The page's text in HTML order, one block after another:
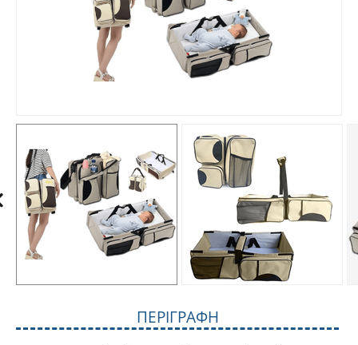
ΠΕΡΙΓΡΑΦΉ